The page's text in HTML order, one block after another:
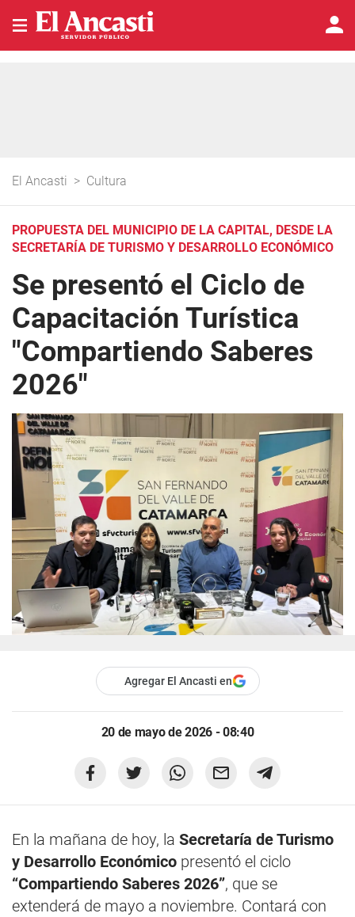
El Ancasti > Cultura
PROPUESTA DEL MUNICIPIO DE LA CAPITAL, DESDE LA
SECRETARÍA DE TURISMO Y DESARROLLO ECONÓMICO
Se presentó el Ciclo de
Capacitación Turística
"Compartiendo Saberes
2026"
Agregar El Ancasti en
20 de mayo de 2026 - 08:40
En la mañana de hoy, la Secretaría de Turismo
y Desarrollo Económico presentó el ciclo
“Compartiendo Saberes 2026”, que se
extenderá de mayo a noviembre. Contará con